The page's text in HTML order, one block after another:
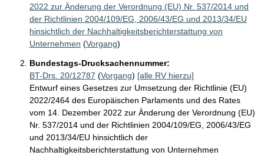
2022 zur Änderung der Verordnung (EU) Nr. 537/2014 und
der Richtlinien 2004/109/EG, 2006/43/EG und 2013/34/EU
hinsichtlich der Nachhaltigkeitsberichterstattung von
Unternehmen (Vorgang)
Bundestags-Drucksachennummer:
BT-Drs. 20/12787 (Vorgang) [alle RV hierzu]
Entwurf eines Gesetzes zur Umsetzung der Richtlinie (EU)
2022/2464 des Europäischen Parlaments und des Rates
vom 14. Dezember 2022 zur Änderung der Verordnung (EU)
Nr. 537/2014 und der Richtlinien 2004/109/EG, 2006/43/EG
und 2013/34/EU hinsichtlich der
Nachhaltigkeitsberichterstattung von Unternehmen